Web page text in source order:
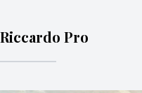
Riccardo Pro